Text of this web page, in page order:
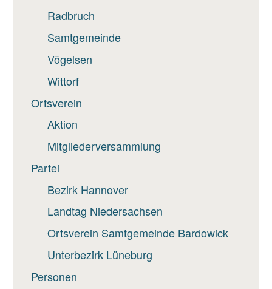
Radbruch
Samtgemeinde
Vögelsen
Wittorf
Ortsverein
Aktion
Mitgliederversammlung
Partei
Bezirk Hannover
Landtag Niedersachsen
Ortsverein Samtgemeinde Bardowick
Unterbezirk Lüneburg
Personen